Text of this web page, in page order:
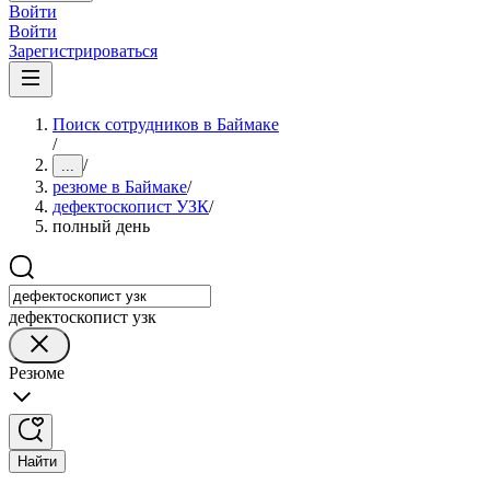
Войти
Войти
Зарегистрироваться
Поиск сотрудников в Баймаке
/
... /
резюме в Баймаке/
дефектоскопист УЗК/
полный день
дефектоскопист узк
Резюме
Найти